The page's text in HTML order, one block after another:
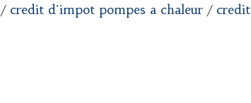
/ credit d'impot pompes a chaleur / credit